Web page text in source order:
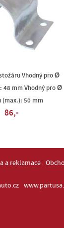
Vhodný pro Ø
48 mm Vhodný pro Ø
(max.): 50 mm
86,-
a reklamace